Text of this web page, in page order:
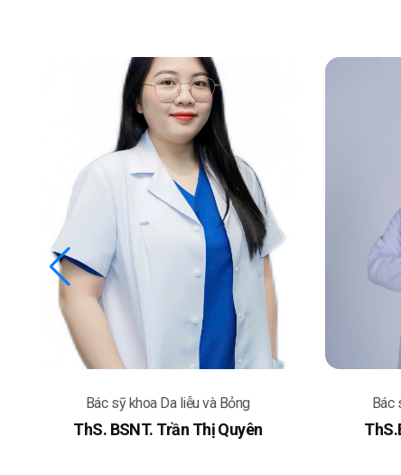
Bác sỹ khoa Da liễu và Bỏng
ThS. BSNT. Trần Thị Quyên
Bác